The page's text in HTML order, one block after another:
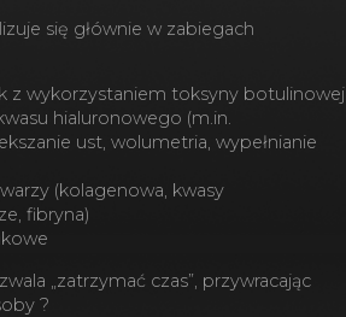
się głównie w zabiegach
z wykorzystaniem toksyny botulinowej
hialuronowego (m.in.
ust, wolumetria, wypełnianie
(kolagenowa, kwasy
fibryna)
„zatrzymać czas”, przywracając
?